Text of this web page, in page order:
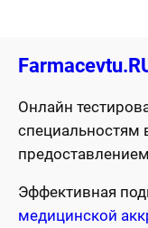
Онлайн
специальностям
Эффективная
медицинской